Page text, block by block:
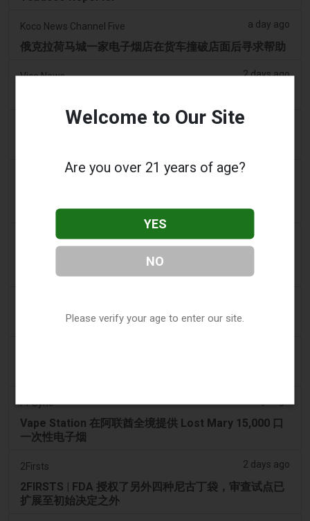
Koco News Channel Five a day ago
俄克拉荷马城一家电子烟店在货车撞破店面后寻求帮助
Vice News 2 days ago
Daily Record 2 days ago
getreading.co.uk
全打包方法”
2 days ago
2FIRSTS | 2000 万美元、永久禁令及分销商管控：
Posh 协议加强了伊利诺伊州电子烟合规要求
烟草法案：Dhlomo 呼吁采取危害减少方法
Pr Sync
Vape Station 在阿联酋全境提供 Lost Mary 15,000 口
一次性电子烟
2Firsts 2 days ago
2FIRSTS | FDA 授权了另外四种尼古丁袋，审查试点已
扩展至初始决定之外
Welcome to Our Site
Are you over 21 years of age?
YES
NO
Please verify your age to enter our site.